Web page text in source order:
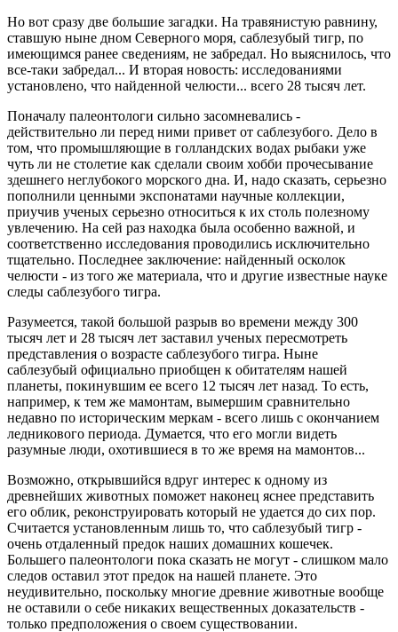
Но вот сразу две большие загадки. На травянистую равнину,
ставшую ныне дном Северного моря, саблезубый тигр, по
имеющимся ранее сведениям, не забредал. Но выяснилось, что
все-таки забредал... И вторая новость: исследованиями
установлено, что найденной челюсти... всего 28 тысяч лет.
Поначалу палеонтологи сильно засомневались -
действительно ли перед ними привет от саблезубого. Дело в
том, что промышляющие в голландских водах рыбаки уже
чуть ли не столетие как сделали своим хобби прочесывание
здешнего неглубокого морского дна. И, надо сказать, серьезно
пополнили ценными экспонатами научные коллекции,
приучив ученых серьезно относиться к их столь полезному
увлечению. На сей раз находка была особенно важной, и
соответственно исследования проводились исключительно
тщательно. Последнее заключение: найденный осколок
челюсти - из того же материала, что и другие известные науке
следы саблезубого тигра.
Разумеется, такой большой разрыв во времени между 300
тысяч лет и 28 тысяч лет заставил ученых пересмотреть
представления о возрасте саблезубого тигра. Ныне
саблезубый официально приобщен к обитателям нашей
планеты, покинувшим ее всего 12 тысяч лет назад. То есть,
например, к тем же мамонтам, вымершим сравнительно
недавно по историческим меркам - всего лишь с окончанием
ледникового периода. Думается, что его могли видеть
разумные люди, охотившиеся в то же время на мамонтов...
Возможно, открывшийся вдруг интерес к одному из
древнейших животных поможет наконец яснее представить
его облик, реконструировать который не удается до сих пор.
Считается установленным лишь то, что саблезубый тигр -
очень отдаленный предок наших домашних кошечек.
Большего палеонтологи пока сказать не могут - слишком мало
следов оставил этот предок на нашей планете. Это
неудивительно, поскольку многие древние животные вообще
не оставили о себе никаких вещественных доказательств -
только предположения о своем существовании.